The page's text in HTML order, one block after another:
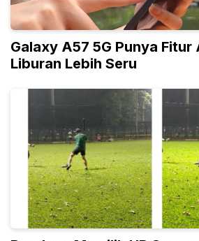
Galaxy A57 5G Punya Fitur
Liburan Lebih Seru